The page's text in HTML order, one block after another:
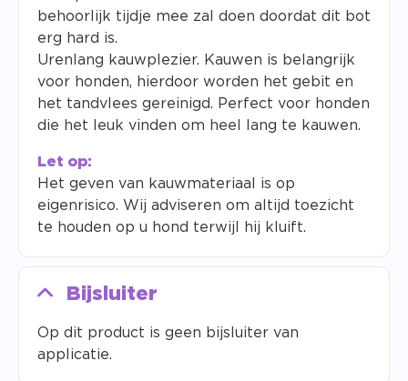
behoorlijk tijdje mee zal doen doordat dit bot
erg hard is.
Urenlang kauwplezier. Kauwen is belangrijk
voor honden, hierdoor worden het gebit en
het tandvlees gereinigd. Perfect voor honden
die het leuk vinden om heel lang te kauwen.
Let op:
Het geven van kauwmateriaal is op
eigenrisico. Wij adviseren om altijd toezicht
te houden op u hond terwijl hij kluift.
Bijsluiter
Op dit product is geen bijsluiter van
applicatie.